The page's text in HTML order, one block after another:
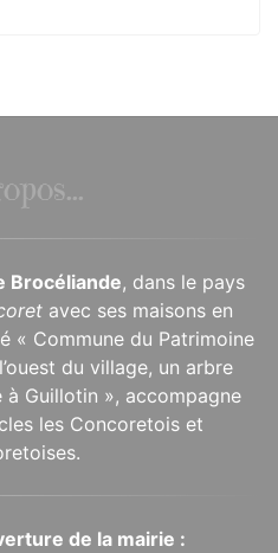
Brocéliande, dans le pays
avec ses maisons en
« Commune du Patrimoine
du village, un arbre
à Guillotin », accompagne
les Concoretois et
de la mairie :